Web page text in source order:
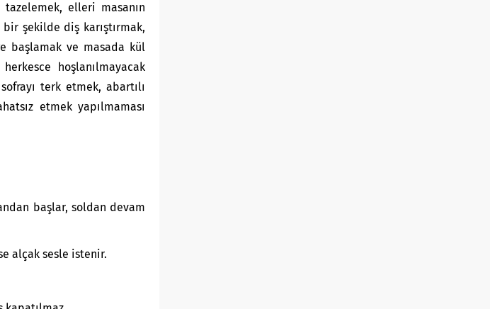
elleri masanın
şekilde diş karıştırmak,
başlamak ve masada kül
hoşlanılmayacak
terk etmek, abartılı
etmek yapılmaması
başlar, soldan devam
alçak sesle istenir.